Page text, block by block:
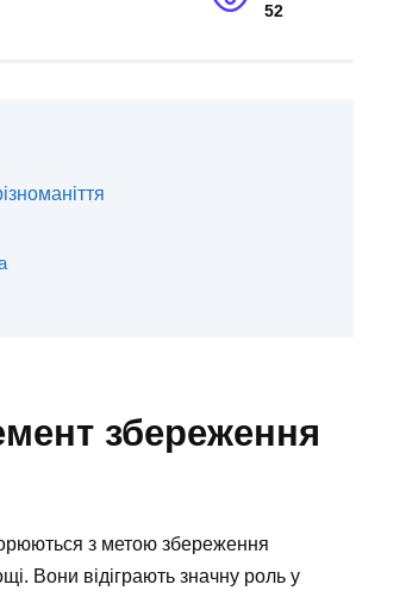
52
збереження
з метою збереження
Вони відіграють значну роль у